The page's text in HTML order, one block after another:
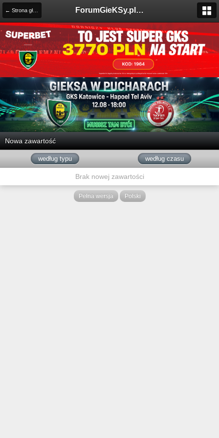
← Strona główna ForumGieKSy.pl - Oficjalne forum kibiców GKS Katowice
Nowa zawartość
według typu według czasu
Brak nowej zawartości
Pełna wersja Polski